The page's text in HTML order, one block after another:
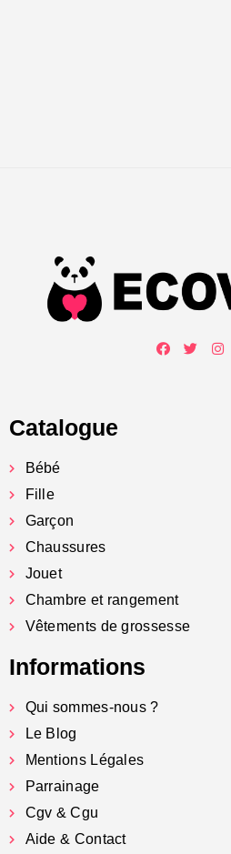
Catalogue
Bébé
Fille
Garçon
Chaussures
Jouet
Chambre et rangement
Vêtements de grossesse
Informations
Qui sommes-nous ?
Le Blog
Mentions Légales
Parrainage
Cgv & Cgu
Aide & Contact